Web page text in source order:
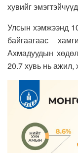
хувийг
Улсын хэмжээнд
байгаагаас
Ахмадуудын
20.7 хувь нь